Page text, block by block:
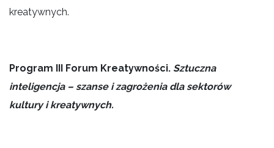
kreatywnych.
Program III Forum Kreatywności. Sztuczna
inteligencja – szanse i zagrożenia dla sektorów
kultury i kreatywnych.